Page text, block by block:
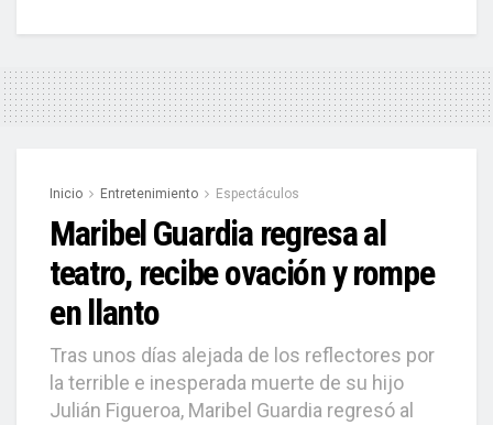
Inicio Entretenimiento Espectáculos
Maribel Guardia regresa al
teatro, recibe ovación y rompe
en llanto
Tras unos días alejada de los reflectores por
la terrible e inesperada muerte de su hijo
Julián Figueroa, Maribel Guardia regresó al